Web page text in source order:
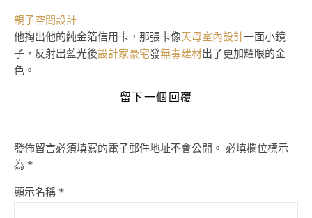
親子空間設計
他掏出他的純金箔信用卡，那張卡像天母室內設計一面小鏡
子，反射出藍光後設計家豪宅發無毒建材出了更加耀眼的金
色。
留下一個回覆
發佈留言必須填寫的電子郵件地址不會公開。 必填欄位標示
為 *
顯示名稱 *